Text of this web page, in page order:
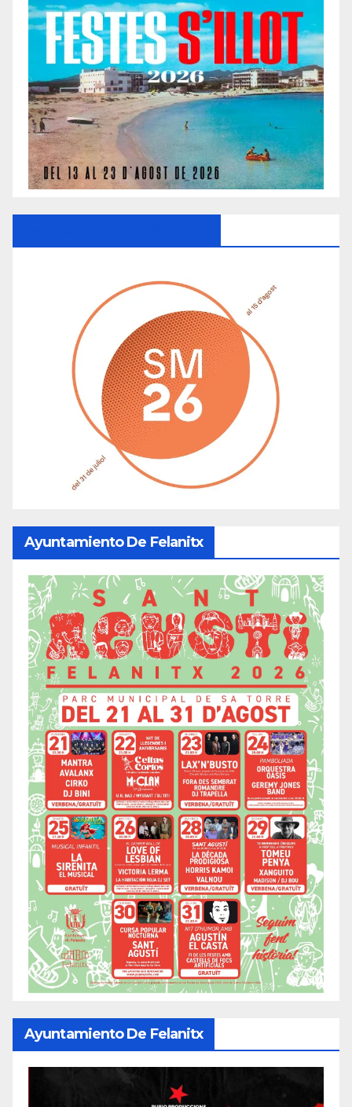
Ayuntamiento De Felanitx
Ayuntamiento De Felanitx